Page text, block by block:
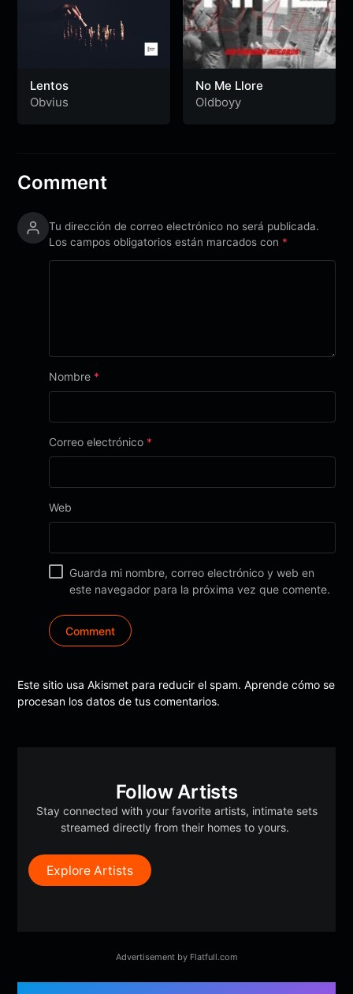
Lentos
Obvius
No Me Llore
Oldboyy
Comment
Tu dirección de correo electrónico no será publicada.
Los campos obligatorios están marcados con *
Nombre *
Correo electrónico *
Web
Guarda mi nombre, correo electrónico y web en
este navegador para la próxima vez que comente.
Este sitio usa Akismet para reducir el spam.Aprende cómo se
procesan los datos de tus comentarios.
Follow Artists
Stay connected with your favorite artists, intimate sets
streamed directly from their homes to yours.
Explore Artists
Advertisement by Flatfull.com